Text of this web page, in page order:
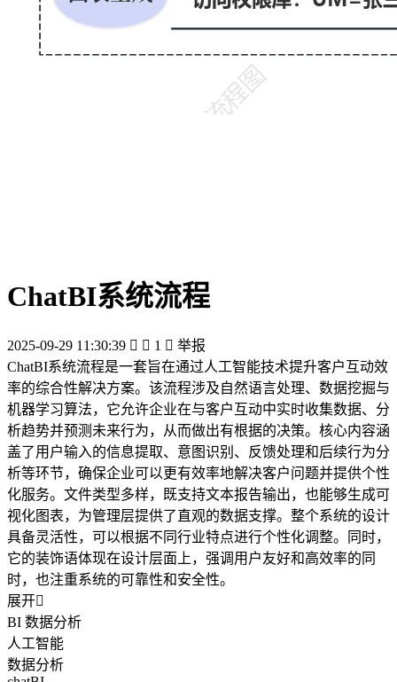
ChatBI系统流程
2025-09-29 11:30:39   1  举报
ChatBI系统流程是一套旨在通过人工智能技术提升客户互动效
率的综合性解决方案。该流程涉及自然语言处理、数据挖掘与
机器学习算法，它允许企业在与客户互动中实时收集数据、分
析趋势并预测未来行为，从而做出有根据的决策。核心内容涵
盖了用户输入的信息提取、意图识别、反馈处理和后续行为分
析等环节，确保企业可以更有效率地解决客户问题并提供个性
化服务。文件类型多样，既支持文本报告输出，也能够生成可
视化图表，为管理层提供了直观的数据支撑。整个系统的设计
具备灵活性，可以根据不同行业特点进行个性化调整。同时，
它的装饰语体现在设计层面上，强调用户友好和高效率的同
时，也注重系统的可靠性和安全性。
展开
BI 数据分析
人工智能
数据分析